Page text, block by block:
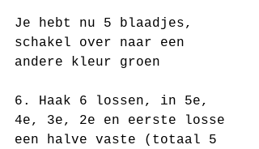
Je hebt nu 5 blaadjes,
schakel over naar een
andere kleur groen
6. Haak 6 lossen, in 5e,
4e, 3e, 2e en eerste losse
een halve vaste (totaal 5